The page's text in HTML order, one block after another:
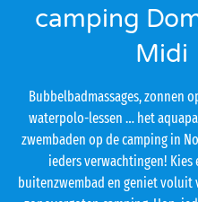
camping
Midi
Bubbelbadmassages, zonnen
waterpolo-lessen … het
zwembaden op de camping in
ieders verwachtingen!
buitenzwembad en geniet voluit